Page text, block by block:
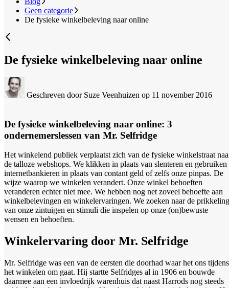
Geen categorie
De fysieke winkelbeleving naar online
De fysieke winkelbeleving naar online
Geschreven door Suze Veenhuizen op 11 november 2016
De fysieke winkelbeleving naar online: 3
ondernemerslessen van Mr. Selfridge
Het winkelend publiek verplaatst zich van de fysieke winkelstraat
de talloze webshops. We klikken in plaats van slenteren en gebruiken
internetbankieren in plaats van contant geld of zelfs onze pinpas. De
wijze waarop we winkelen verandert. Onze winkel behoeften
veranderen echter niet mee. We hebben nog net zoveel behoefte aan
winkelbelevingen en winkelervaringen. We zoeken naar de prikkeling
van onze zintuigen en stimuli die inspelen op onze (on)bewuste
wensen en behoeften.
Winkelervaring door Mr. Selfridge
Mr. Selfridge was een van de eersten die doorhad waar het ons tijdens
het winkelen om gaat. Hij startte Selfridges al in 1906 en bouwde
daarmee aan een invloedrijk warenhuis dat naast Harrods nog steeds